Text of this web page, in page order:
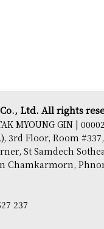
Ltd. All rights
MYOUNG GIN |
3rd Floor, Room #337,
St Samdech
Chamkarmorn,
237